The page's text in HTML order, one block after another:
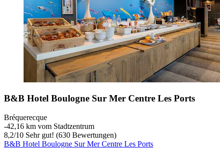
B&B Hotel Boulogne Sur Mer Centre Les Ports
Bréquerecque
‐42,16 km vom Stadtzentrum
8,2/10 Sehr gut! (630 Bewertungen)
B&B Hotel Boulogne Sur Mer Centre Les Ports